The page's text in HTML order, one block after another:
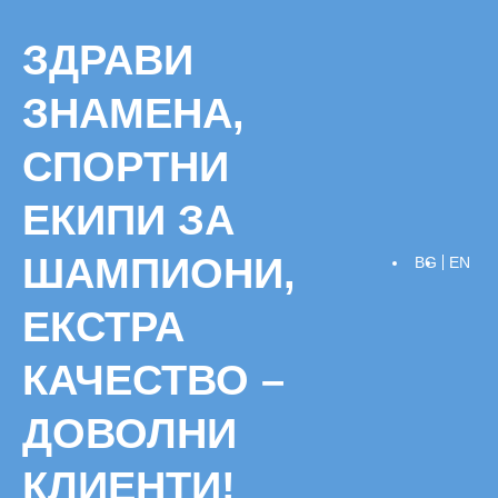
content
ЗДРАВИ
ЗНАМЕНА,
СПОРТНИ
ЕКИПИ ЗА
ШАМПИОНИ,
ЕКСТРА
КАЧЕСТВО –
ДОВОЛНИ
КЛИЕНТИ!
BG EN